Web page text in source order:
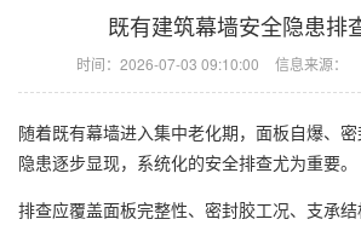
既有建筑幕墙安全隐患排
时间：2026-07-03 09:10:00 信息来源：
随着既有幕墙进入集中老化期，面板自爆、
隐患逐步显现，系统化的安全排查尤为重要。
排查应覆盖面板完整性、密封胶工况、支承